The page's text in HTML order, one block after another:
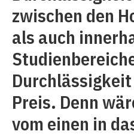
zwischen den
als auch
Preis. Denn
vom einen in